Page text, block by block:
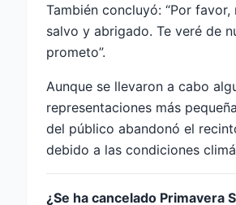
También concluyó: “Por favor,
salvo y abrigado. Te veré de
prometo”.
Aunque se llevaron a cabo
representaciones más
del público abandonó el
debido a las condiciones
¿Se ha cancelado Primavera